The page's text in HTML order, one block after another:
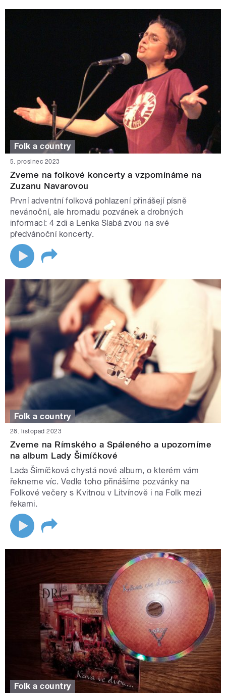
Folk a country
5. prosinec 2023
Zveme na folkové koncerty a vzpomínáme na
Zuzanu Navarovou
První adventní folková pohlazení přinášejí písně
nevánoční, ale hromadu pozvánek a drobných
informací: 4 zdi a Lenka Slabá zvou na své
předvánoční koncerty.
Folk a country
28. listopad 2023
Zveme na Rímského a Spáleného a upozorníme
na album Lady Šimíčkové
Lada Šimíčková chystá nové album, o kterém vám
řekneme víc. Vedle toho přinášíme pozvánky na
Folkové večery s Kvitnou v Litvínově i na Folk mezi
řekami.
Folk a country